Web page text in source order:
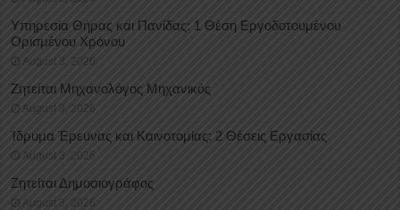
Υπηρεσία Θήρας και Πανίδας: 1 Θέση Eργοδοτουμένου
Oρισμένου Xρόνου
August 3, 2026
Ζητείται Μηχανολόγος Μηχανικός
August 3, 2026
Ίδρυμα Έρευνας και Καινοτομίας: 2 Θέσεις Εργασίας
August 3, 2026
Ζητείται Δημοσιογράφος
August 3, 2026